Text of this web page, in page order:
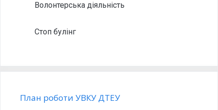
Волонтерська діяльність
Стоп булінг
План роботи УВКУ ДТЕУ